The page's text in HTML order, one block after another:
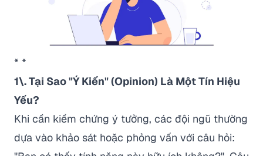
* *
1\. Tại Sao "Ý Kiến" (Opinion) Là Một Tín Hiệu
Yếu?
Khi cần kiểm chứng ý tưởng, các đội ngũ thường
dựa vào khảo sát hoặc phỏng vấn với câu hỏi: